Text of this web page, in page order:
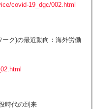
covid-19_dgc/002.html
ク)の最近動向：海外労働
時代の到来